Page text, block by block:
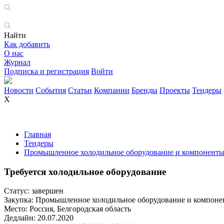
Найти
Как добавить
О нас
Журнал
Подписка и регистрация Войти
Новости События Статьи Компании Бренды Проекты Тендеры
X
Главная
Тендеры
Промышленное холодильное оборудование и компоненты
Требуется холодильное оборудование
Статус: завершен
Закупка: Промышленное холодильное оборудование и
Место: Россия, Белгородская область
Дедлайн: 20.07.2020